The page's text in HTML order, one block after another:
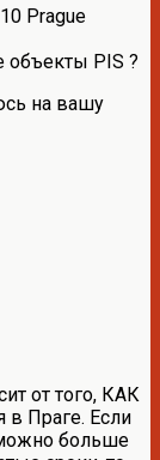
Prague
объекты PIS ?
на вашу
от того, КАК
Праге. Если
больше